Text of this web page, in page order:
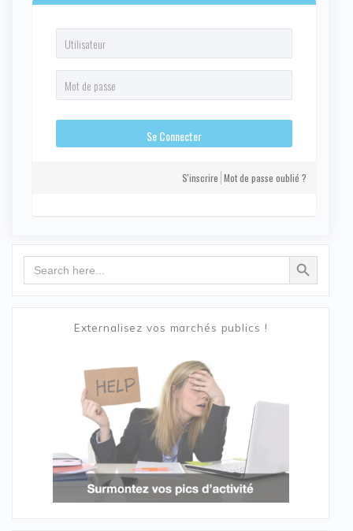
S'inscrire Mot de passe oublié ?
Search Search Button
Externalisez vos marchés publics !